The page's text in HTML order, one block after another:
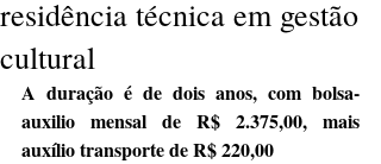
residência técnica em gestão
cultural
A duração é de dois anos, com bolsa-
auxilio mensal de R$ 2.375,00, mais
auxílio transporte de R$ 220,00